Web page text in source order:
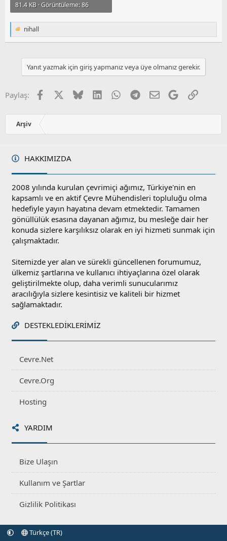
81.4 KB · Görüntüleme: 86
T
e
:
nihall
Yanıt yazmak için giriş yapmanız veya üye olmanız gerekir.
Paylaş: Facebook BlueskyLinkedInWhatsApp
Telegram
E-postaGoogleLink
Arşiv
HAKKIMIZDA
2008 yılında kurulan çevrimiçi ağımız, Türkiye'nin en
kapsamlı ve en aktif Çevre Mühendisleri topluluğu olma
hedefiyle yayın hayatına devam etmektedir. Tamamen
gönüllülük esasına dayanan ağımız, bu mesleğe dair her
konuda sizlere karşılıksız olarak en iyi hizmeti sunmak için
çalışmaktadır.
Sitemizde yer alan ve sürekli güncellenen forumumuz,
ülkemiz şartlarına ve kullanıcı ihtiyaçlarına özel olarak
geliştirilmekte olup, daha verimli sunucularımız
aracılığıyla sizlere kesintisiz ve kaliteli bir hizmet
sağlamaktadır.
DESTEKLEDIKLERIMIZ
Cevre.Net
Cevre.Org
Hosting
YARDIM
Bize Ulaşın
Kullanım ve Şartlar
Gizlilik Politikası
Türkçe (TR)